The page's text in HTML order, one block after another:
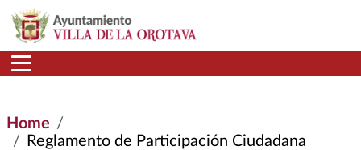
Skip to main content
Home
Reglamento de Participación Ciudadana